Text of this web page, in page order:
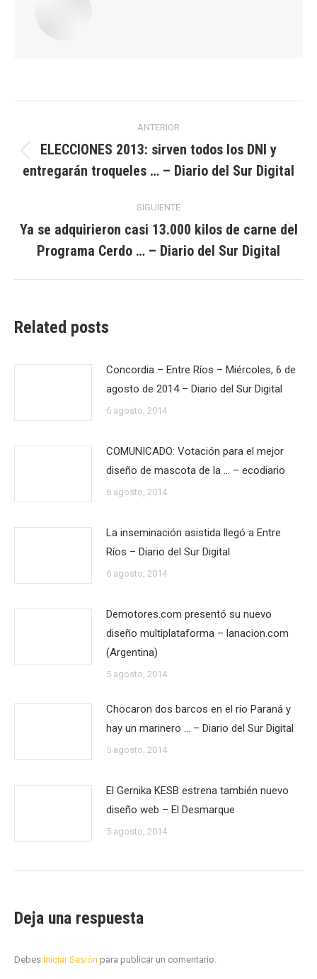
entre
publicaciones
ANTERIOR
Publicación
anterior:
ELECCIONES 2013: sirven todos los DNI y
entregarán troqueles … – Diario del Sur Digital
SIGUIENTE
Publicación
siguiente:
Ya se adquirieron casi 13.000 kilos de carne del
Programa Cerdo … – Diario del Sur Digital
Related posts
Concordia – Entre Ríos – Miércoles, 6 de
agosto de 2014 – Diario del Sur Digital
6 agosto, 2014
COMUNICADO: Votación para el mejor
diseño de mascota de la … – ecodiario
6 agosto, 2014
La inseminación asistida llegó a Entre
Ríos – Diario del Sur Digital
6 agosto, 2014
Demotores.com presentó su nuevo
diseño multiplataforma – lanacion.com
(Argentina)
5 agosto, 2014
Chocaron dos barcos en el río Paraná y
hay un marinero … – Diario del Sur Digital
5 agosto, 2014
El Gernika KESB estrena también nuevo
diseño web – El Desmarque
5 agosto, 2014
Deja una respuesta
Debes Iniciar Sesión para publicar un comentario.